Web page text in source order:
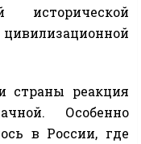
исторической
страны реакция
Особенно
в России, где